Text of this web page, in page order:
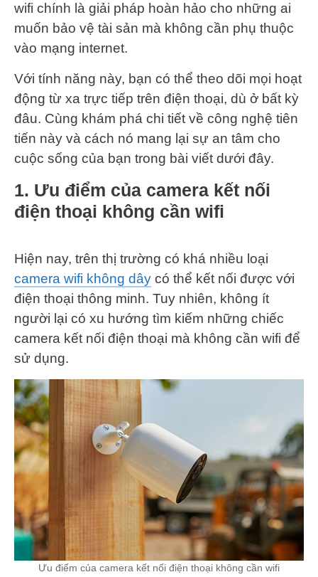
wifi chính là giải pháp hoàn hảo cho những ai
muốn bảo vệ tài sản mà không cần phụ thuộc
vào mạng internet.
Với tính năng này, bạn có thể theo dõi mọi hoạt
động từ xa trực tiếp trên điện thoại, dù ở bất kỳ
đâu. Cùng khám phá chi tiết về công nghệ tiên
tiến này và cách nó mang lại sự an tâm cho
cuộc sống của bạn trong bài viết dưới đây.
1. Ưu điểm của camera kết nối
điện thoại không cần wifi
Hiện nay, trên thị trường có khá nhiều loại
camera wifi không dây có thể kết nối được với
điện thoại thông minh. Tuy nhiên, không ít
người lại có xu hướng tìm kiếm những chiếc
camera kết nối điện thoại mà không cần wifi để
sử dụng.
Ưu điểm của camera kết nối điện thoại không cần wifi